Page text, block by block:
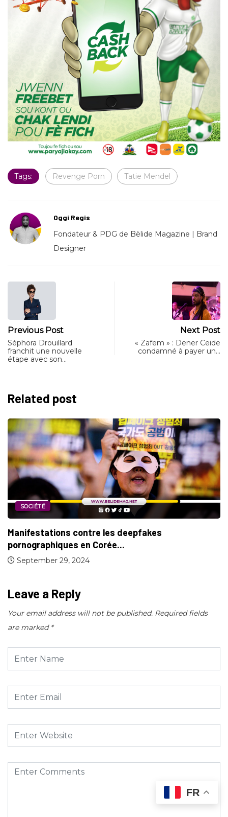
Tags: Revenge Porn Tatie Mendel
Oggi Regis
Fondateur & PDG de Bèlide Magazine | Brand
Designer
Previous Post
Séphora Drouillard
franchit une nouvelle
étape avec son…
Next Post
« Zafem » : Dener Ceide
condamné à payer un…
Related post
SOCIÉTÉ
Manifestations contre les deepfakes
pornographiques en Corée...
September 29, 2024
Leave a Reply
Your email address will not be published. Required fields
are marked *
FR